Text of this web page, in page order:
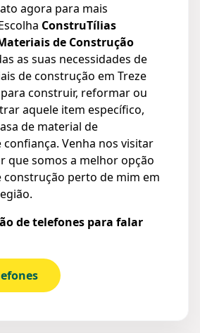
agora para mais
ConstruTílias
de Construção
as suas necessidades de
de construção em Treze
para construir, reformar ou
aquele item específico,
de material de
Venha nos visitar
que somos a melhor opção
construção perto de mim em
de telefones para falar